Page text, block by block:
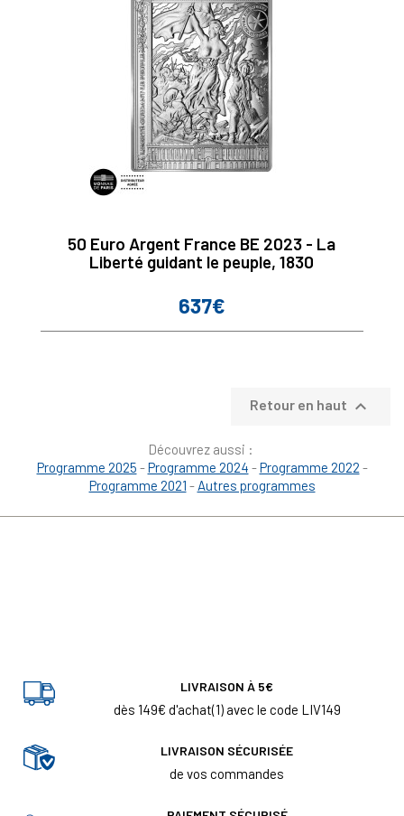
50 Euro Argent France BE 2023 - La
Liberté guidant le peuple, 1830
Prix
637€
Retour en haut 
Découvrez aussi :
Programme 2025 -Programme 2024 -Programme 2022 -
Programme 2021 - Autres programmes
LIVRAISON À 5€
dès 149€ d'achat(1) avec le code LIV149
LIVRAISON SÉCURISÉE
de vos commandes